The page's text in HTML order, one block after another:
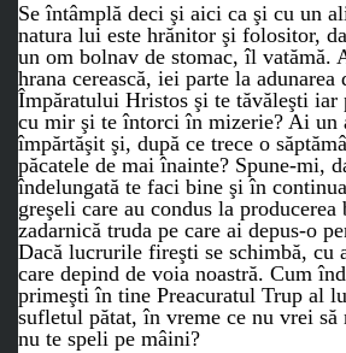
Se întâmplă deci şi aici ca şi cu un
natura lui este hrănitor şi folositor,
un om bolnav de stomac, îl vatămă.
hrana cerească, iei parte la adunarea
Împăratului Hristos şi te tăvăleşti iar
cu mir şi te întorci în mizerie? Ai un
împărtăşit şi, după ce trece o
păcatele de mai înainte? Spune-mi,
îndelungată te faci bine şi în
greşeli care au condus la
zadarnică truda pe care ai depus-o
Dacă lucrurile fireşti se schimbă, cu
care depind de voia noastră. Cum
primeşti în tine Preacuratul Trup al
sufletul pătat, în vreme ce nu vrei să
nu te speli pe mâini?